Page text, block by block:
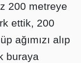
200 metreye
ettik, 200
ağımızı alıp
buraya